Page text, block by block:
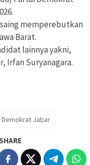
memperebutkan
Barat.
lainnya yakni,
Irfan Suryanagara.
Demokrat Jabar